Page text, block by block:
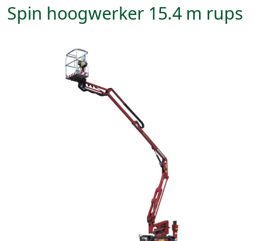
Spin hoogwerker 15.4 m rups